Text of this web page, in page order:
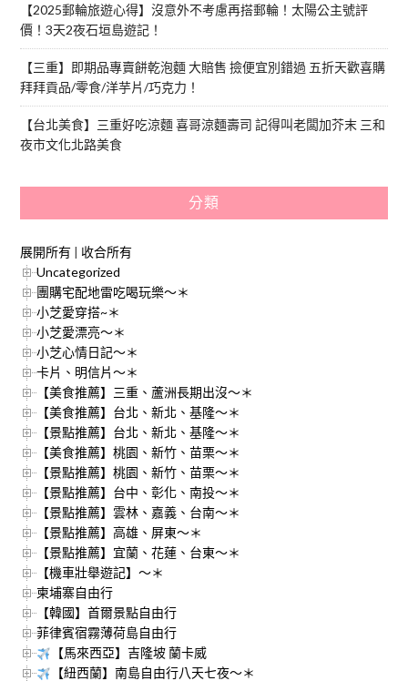
【2025郵輪旅遊心得】沒意外不考慮再搭郵輪！太陽公主號評
價！3天2夜石垣島遊記！
【三重】即期品專賣餅乾泡麵 大賠售 撿便宜別錯過 五折天歡喜購
拜拜貢品/零食/洋芋片/巧克力！
【台北美食】三重好吃涼麵 喜哥涼麵壽司 記得叫老闆加芥末 三和
夜市文化北路美食
分類
展開所有 | 收合所有
Uncategorized
團購宅配地雷吃喝玩樂～＊
小芝愛穿搭~＊
小芝愛漂亮～＊
小芝心情日記～＊
卡片、明信片～＊
【美食推薦】三重、蘆洲長期出沒～＊
【美食推薦】台北、新北、基隆～＊
【景點推薦】台北、新北、基隆～＊
【美食推薦】桃園、新竹、苗栗～＊
【景點推薦】桃園、新竹、苗栗～＊
【景點推薦】台中、彰化、南投～＊
【景點推薦】雲林、嘉義、台南～＊
【景點推薦】高雄、屏東～＊
【景點推薦】宜蘭、花蓮、台東～＊
【機車壯舉遊記】～＊
柬埔寨自由行
【韓國】首爾景點自由行
菲律賓宿霧薄荷島自由行
【馬來西亞】吉隆坡 蘭卡威
【紐西蘭】南島自由行八天七夜～＊